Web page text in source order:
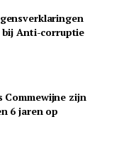
Anti-corruptie
Commewijne zijn
6 jaren op